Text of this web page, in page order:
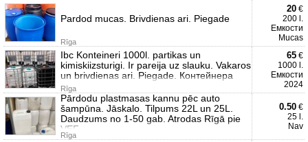
Pardod mucas. Brivdienas ari. Piegade
Rīga
20 €
200 l.
Емкости
Mucas
Ibc Konteineri 1000l. partikas un
kimiskiizsturigi. Ir pareija uz slauku. Vakaros
un brivdienas ari. Piegade. Контейнера
Rīga
65 €
1000 l.
Емкости
2024
Pārdodu plastmasas kannu pēc auto
šampūna. Jāskalo. Tilpums 22L un 25L.
Daudzums no 1-50 gab. Atrodas Rīgā pie
VEF
Rīga
0.50 €
25 l.
Nav